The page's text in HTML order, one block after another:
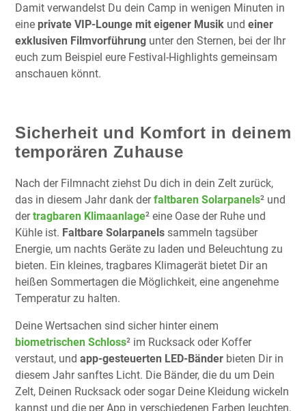
Damit verwandelst Du dein Camp in wenigen Minuten in
eine private VIP-Lounge mit eigener Musik und einer
exklusiven Filmvorführung unter den Sternen, bei der Ihr
euch zum Beispiel eure Festival-Highlights gemeinsam
anschauen könnt.
Sicherheit und Komfort in deinem
temporären Zuhause
Nach der Filmnacht ziehst Du dich in dein Zelt zurück,
das in diesem Jahr dank derfaltbaren Solarpanels² und
dertragbaren Klimaanlage² eine Oase der Ruhe und
Kühle ist. Faltbare Solarpanels sammeln tagsüber
Energie, um nachts Geräte zu laden und Beleuchtung zu
bieten. Ein kleines, tragbares Klimagerät bietet Dir an
heißen Sommertagen die Möglichkeit, eine angenehme
Temperatur zu halten.
Deine Wertsachen sind sicher hinter einem
biometrischen Schloss² im Rucksack oder Koffer
verstaut, und app-gesteuerten LED-Bänder bieten Dir in
diesem Jahr sanftes Licht. Die Bänder, die du um Dein
Zelt, Deinen Rucksack oder sogar Deine Kleidung wickeln
kannst und die per App in verschiedenen Farben leuchten,